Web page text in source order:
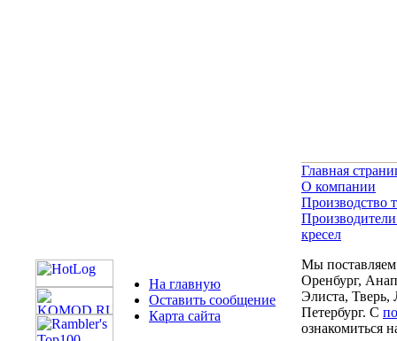
На главную
Оставить сообщение
Карта сайта
Главная
О компании
Производство
кресел
Мы поставляем
Оренбург,
Элиста, Тверь,
Петербург. С
ознакомиться